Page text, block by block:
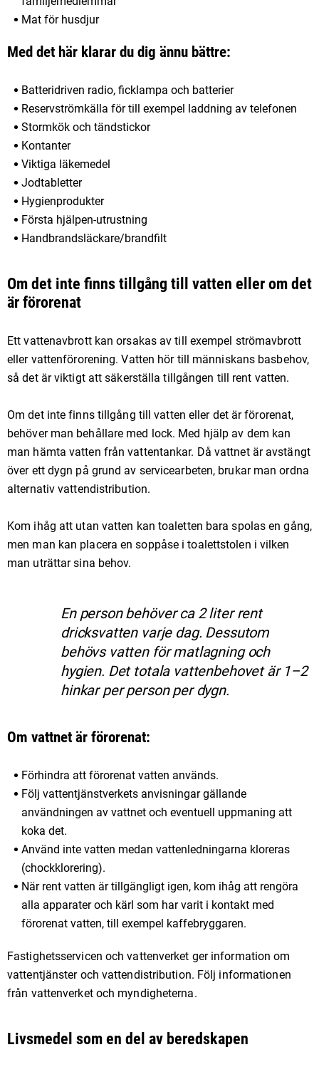
Mat för husdjur
Med det här klarar du dig ännu bättre:
Batteridriven radio, ficklampa och batterier
Reservströmkälla för till exempel laddning av telefonen
Stormkök och tändstickor
Kontanter
Viktiga läkemedel
Jodtabletter
Hygienprodukter
Första hjälpen-utrustning
Handbrandsläckare/brandfilt
Om det inte finns tillgång till vatten eller om det
är förorenat
Ett vattenavbrott kan orsakas av till exempel strömavbrott
eller vattenförorening. Vatten hör till människans basbehov,
så det är viktigt att säkerställa tillgången till rent vatten.
Om det inte finns tillgång till vatten eller det är förorenat,
behöver man behållare med lock. Med hjälp av dem kan
man hämta vatten från vattentankar. Då vattnet är avstängt
över ett dygn på grund av servicearbeten, brukar man ordna
alternativ vattendistribution.
Kom ihåg att utan vatten kan toaletten bara spolas en gång,
men man kan placera en soppåse i toalettstolen i vilken
man uträttar sina behov.
En person behöver ca 2 liter rent
dricksvatten varje dag. Dessutom
behövs vatten för matlagning och
hygien. Det totala vattenbehovet är 1–2
hinkar per person per dygn.
Om vattnet är förorenat:
Förhindra att förorenat vatten används.
Följ vattentjänstverkets anvisningar gällande
användningen av vattnet och eventuell uppmaning att
koka det.
Använd inte vatten medan vattenledningarna kloreras
(chockklorering).
När rent vatten är tillgängligt igen, kom ihåg att rengöra
alla apparater och kärl som har varit i kontakt med
förorenat vatten, till exempel kaffebryggaren.
Fastighetsservicen och vattenverket ger information om
vattentjänster och vattendistribution. Följ informationen
från vattenverket och myndigheterna.
Livsmedel som en del av beredskapen